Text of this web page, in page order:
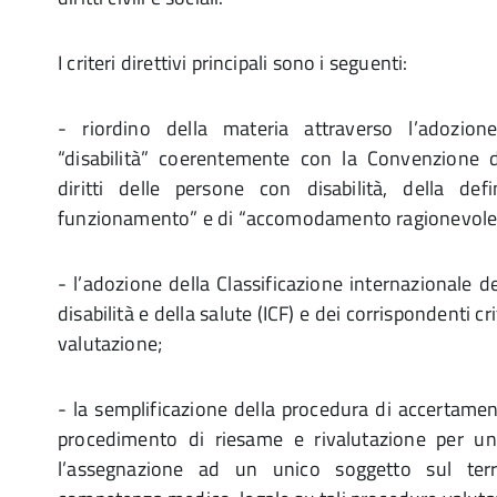
I criteri direttivi principali sono i seguenti:
- riordino della materia attraverso
“disabilità” coerentemente con la
diritti delle persone con disabilità, della
funzionamento” e di “accomodamento
- l’adozione della Classificazione internazionale
disabilità e della salute (ICF) e dei corrispondenti
valutazione;
- la semplificazione della procedura di
procedimento di riesame e rivalutazione per
l’assegnazione ad un unico soggetto sul